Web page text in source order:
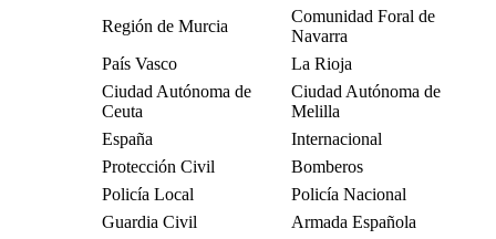
Región de Murcia
Comunidad Foral de
Navarra
País Vasco
La Rioja
Ciudad Autónoma de
Ceuta
Ciudad Autónoma de
Melilla
España
Internacional
Protección Civil
Bomberos
Policía Local
Policía Nacional
Guardia Civil
Armada Española